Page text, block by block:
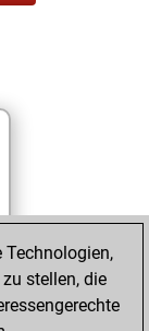
Technologien,
stellen, die